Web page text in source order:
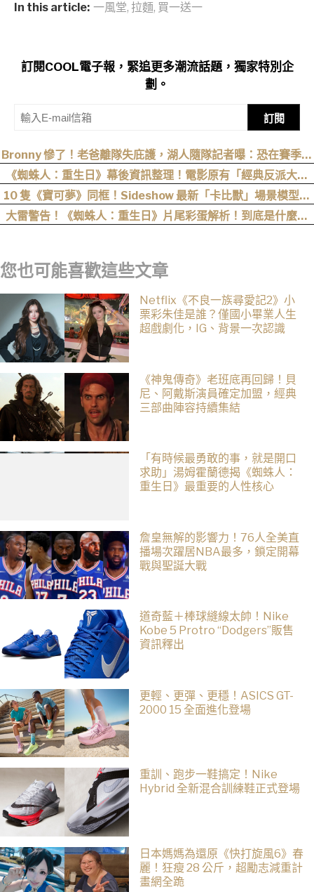
In this article: 一風堂, 拉麵, 買一送一
訂閱COOL電子報，緊追更多潮流話題，獨家特別企
劃。
訂閱
Bronny 慘了！老爸離隊失庇護，湖人隨隊記者曝：恐在賽季開
打前遭裁掉！
《蜘蛛人：重生日》幕後資訊整理！電影原有「經典反派大混
戰」，湯姆點名想跟「霹靂火」合作！邁爾斯注定加入 MCU
10 隻《寶可夢》同框！Sideshow 最新「卡比獸」場景模型開
放預購
大雷警告！《蜘蛛人：重生日》片尾彩蛋解析！到底是什麼意
您也可能喜歡這些文章
Netflix《不良一族尋愛記2》小
栗彩朱佳是誰？僅國小畢業人生
超戲劇化，IG、背景一次認識
《神鬼傳奇》老班底再回歸！貝
尼、阿戴斯演員確定加盟，經典
三部曲陣容持續集結
「有時候最勇敢的事，就是開口
求助」湯姆霍蘭德揭《蜘蛛人：
重生日》最重要的人性核心
詹皇無解的影響力！76人全美直
播場次躍居NBA最多，鎖定開幕
戰與聖誕大戰
道奇藍＋棒球縫線太帥！Nike
Kobe 5 Protro “Dodgers”販售
資訊釋出
更輕、更彈、更穩！ASICS GT-
2000 15 全面進化登場
重訓、跑步一鞋搞定！Nike
Hybrid 全新混合訓練鞋正式登場
日本媽媽為還原《快打旋風6》春
麗！狂瘦 28 公斤，超勵志減重計
畫網全跪